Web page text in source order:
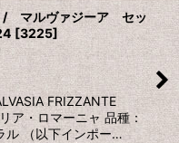
/ マルヴァジーア セッ
[3225]
FRIZZANTE
ア・ロマーニャ 品種：
ル （以下インポー…